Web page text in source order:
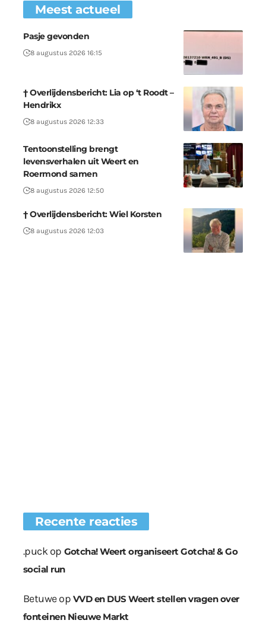
Meest actueel
Pasje gevonden
8 augustus 2026 16:15
† Overlijdensbericht: Lia op ‘t Roodt –
Hendrikx
8 augustus 2026 12:33
Tentoonstelling brengt
levensverhalen uit Weert en
Roermond samen
8 augustus 2026 12:50
† Overlijdensbericht: Wiel Korsten
8 augustus 2026 12:03
Recente reacties
.puckop Gotcha! Weert organiseert Gotcha! & Go
social run
Betuweop VVD en DUS Weert stellen vragen over
fonteinen Nieuwe Markt